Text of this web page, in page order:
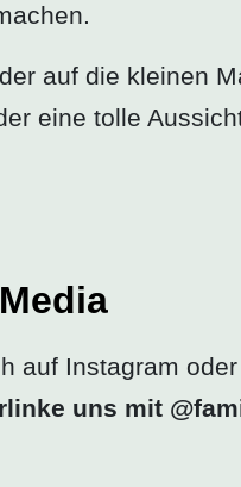
auf die kleinen
eine tolle
auf Instagram
uns mit